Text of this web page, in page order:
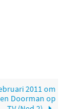
2011 om
Doorman op